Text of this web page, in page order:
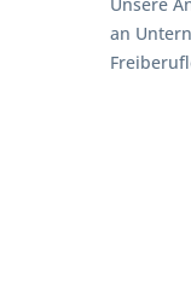
an